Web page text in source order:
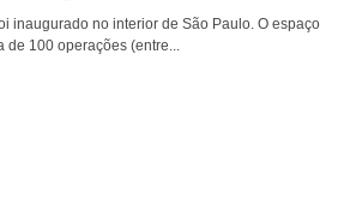
inaugurado no interior de São Paulo. O espaço
100 operações (entre...